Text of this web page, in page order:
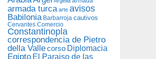
armada turca arte avisos
Babilonia Barbarroja cautivos
Cervantes Comercio
Constantinopla
correspondencia de Pietro
della Vallecorso Diplomacia
Egipto El Paraiso de las